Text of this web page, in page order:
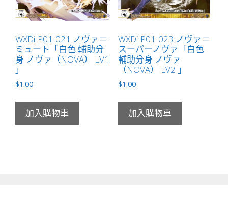
WXDi-P01-021 ノヴァ＝
ミュート「白色 輔助分
身 ノヴァ（NOVA） LV1
」
$1.00
加入購物車
WXDi-P01-023 ノヴァ＝
スーパーノヴァ「白色
輔助分身 ノヴァ
（NOVA） LV2 」
$1.00
加入購物車